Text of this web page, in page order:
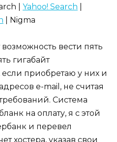
| Yahoo! Search
| Nigma
вести пять
гигабайт
приобретаю у них и
e-mail, не считая
Система
на оплату, я с этой
и перевел
хостера, указав свои